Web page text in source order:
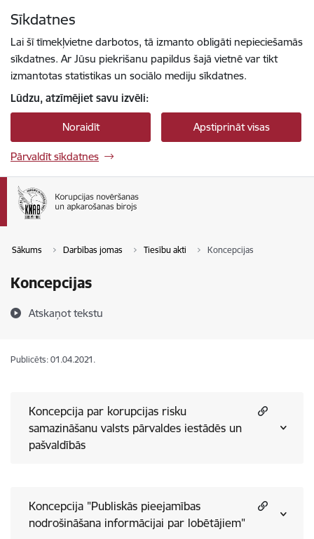
Sīkdatnes
Lai šī tīmekļvietne darbotos, tā izmanto obligāti nepieciešamās
sīkdatnes. Ar Jūsu piekrišanu papildus šajā vietnē var tikt
izmantotas statistikas un sociālo mediju sīkdatnes.
Lūdzu, atzīmējiet savu izvēli:
Noraidīt Apstiprināt visas
Pārvaldīt sīkdatnes
Sākums Darbības jomas Tiesību akti Koncepcijas
Koncepcijas
Atskaņot tekstu
Publicēts: 01.04.2021.
Koncepcija par korupcijas risku
samazināšanu valsts pārvaldes iestādēs un
pašvaldībās
Koncepcija "Publiskās pieejamības
nodrošināšana informācijai par lobētājiem"